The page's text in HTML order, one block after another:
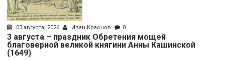
03 августа, 2026 Иван Краснов 0
3 августа – праздник Обретения мощей
благоверной великой княгини Анны Кашинской
(1649)